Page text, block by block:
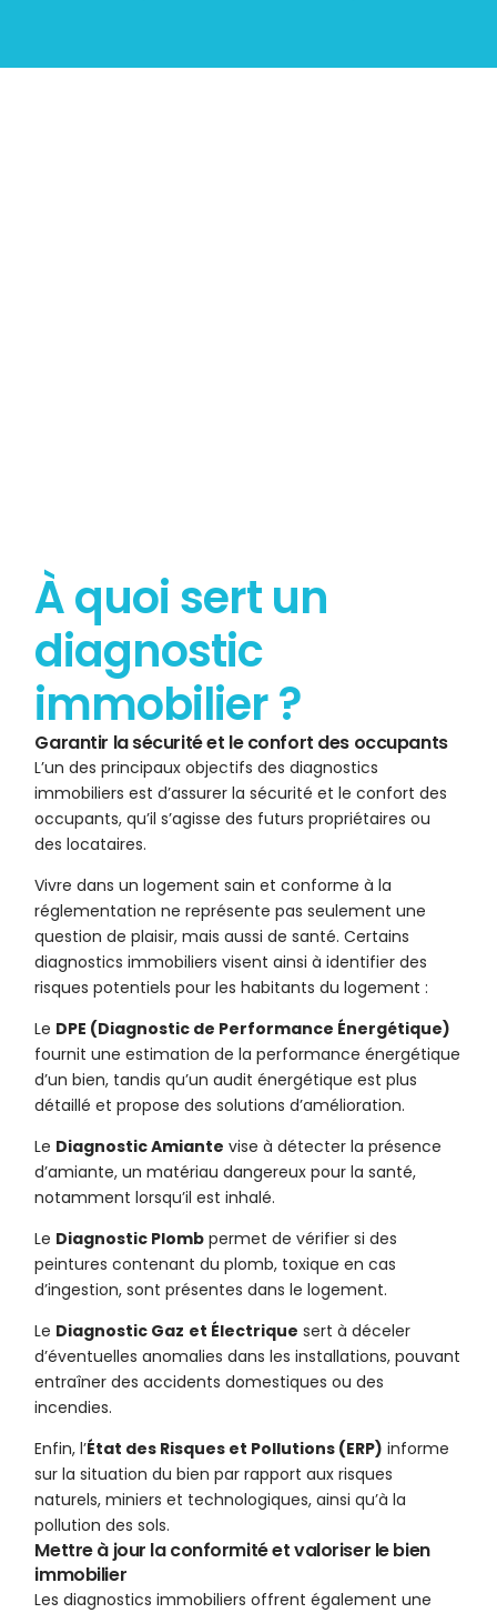
À quoi sert un
diagnostic
immobilier ?
Garantir la sécurité et le confort des occupants
L’un des principaux objectifs des diagnostics
immobiliers est d’assurer la sécurité et le confort des
occupants, qu’il s’agisse des futurs propriétaires ou
des locataires.
Vivre dans un logement sain et conforme à la
réglementation ne représente pas seulement une
question de plaisir, mais aussi de santé. Certains
diagnostics immobiliers visent ainsi à identifier des
risques potentiels pour les habitants du logement :
Le DPE (Diagnostic de Performance Énergétique)
fournit une estimation de la performance énergétique
d’un bien, tandis qu’un audit énergétique est plus
détaillé et propose des solutions d’amélioration.
Le Diagnostic Amiante vise à détecter la présence
d’amiante, un matériau dangereux pour la santé,
notamment lorsqu’il est inhalé.
Le Diagnostic Plomb permet de vérifier si des
peintures contenant du plomb, toxique en cas
d’ingestion, sont présentes dans le logement.
Le Diagnostic Gaz et Électrique sert à déceler
d’éventuelles anomalies dans les installations, pouvant
entraîner des accidents domestiques ou des
incendies.
Enfin, l’État des Risques et Pollutions (ERP) informe
sur la situation du bien par rapport aux risques
naturels, miniers et technologiques, ainsi qu’à la
pollution des sols.
Mettre à jour la conformité et valoriser le bien
immobilier
Les diagnostics immobiliers offrent également une